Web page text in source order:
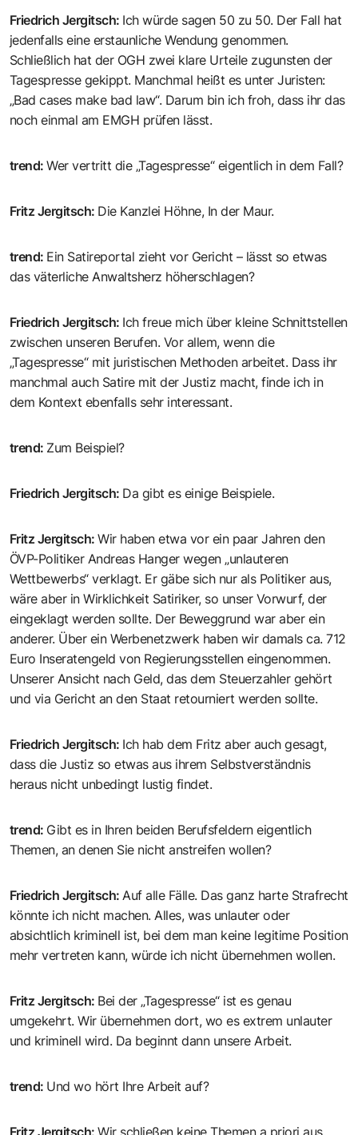
Friedrich Jergitsch: Ich würde sagen 50 zu 50. Der Fall hat
jedenfalls eine erstaunliche Wendung genommen.
Schließlich hat der OGH zwei klare Urteile zugunsten der
Tagespresse gekippt. Manchmal heißt es unter Juristen:
„Bad cases make bad law“. Darum bin ich froh, dass ihr das
noch einmal am EMGH prüfen lässt.
trend:Wer vertritt die „Tagespresse“ eigentlich in dem Fall?
Fritz Jergitsch: Die Kanzlei Höhne, In der Maur.
trend: Ein Satireportal zieht vor Gericht – lässt so etwas
das väterliche Anwaltsherz höherschlagen?
Friedrich Jergitsch: Ich freue mich über kleine Schnittstellen
zwischen unseren Berufen. Vor allem, wenn die
„Tagespresse“ mit juristischen Methoden arbeitet. Dass ihr
manchmal auch Satire mit der Justiz macht, finde ich in
dem Kontext ebenfalls sehr interessant.
trend: Zum Beispiel?
Friedrich Jergitsch: Da gibt es einige Beispiele.
Fritz Jergitsch:Wir haben etwa vor ein paar Jahren den
ÖVP-Politiker Andreas Hanger wegen „unlauteren
Wettbewerbs“ verklagt. Er gäbe sich nur als Politiker aus,
wäre aber in Wirklichkeit Satiriker, so unser Vorwurf, der
eingeklagt werden sollte. Der Beweggrund war aber ein
anderer. Über ein Werbenetzwerk haben wir damals ca. 712
Euro Inseratengeld von Regierungsstellen eingenommen.
Unserer Ansicht nach Geld, das dem Steuerzahler gehört
und via Gericht an den Staat retourniert werden sollte.
Friedrich Jergitsch: Ich hab dem Fritz aber auch gesagt,
dass die Justiz so etwas aus ihrem Selbstverständnis
heraus nicht unbedingt lustig findet.
trend: Gibt es in Ihren beiden Berufsfeldern eigentlich
Themen, an denen Sie nicht anstreifen wollen?
Friedrich Jergitsch: Auf alle Fälle. Das ganz harte Strafrecht
könnte ich nicht machen. Alles, was unlauter oder
absichtlich kriminell ist, bei dem man keine legitime Position
mehr vertreten kann, würde ich nicht übernehmen wollen.
Fritz Jergitsch: Bei der „Tagespresse“ ist es genau
umgekehrt. Wir übernehmen dort, wo es extrem unlauter
und kriminell wird. Da beginnt dann unsere Arbeit.
trend: Und wo hört Ihre Arbeit auf?
Fritz Jergitsch:Wir schließen keine Themen a priori aus,